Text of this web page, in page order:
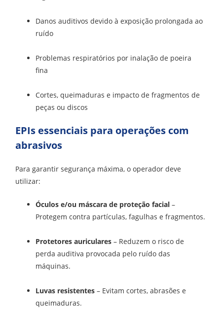
Danos auditivos devido à exposição prolongada ao
ruído
Problemas respiratórios por inalação de poeira
fina
Cortes, queimaduras e impacto de fragmentos de
peças ou discos
EPIs essenciais para operações com
abrasivos
Para garantir segurança máxima, o operador deve
utilizar:
Óculos e/ou máscara de proteção facial –
Protegem contra partículas, fagulhas e fragmentos.
Protetores auriculares – Reduzem o risco de
perda auditiva provocada pelo ruído das
máquinas.
Luvas resistentes – Evitam cortes, abrasões e
queimaduras.